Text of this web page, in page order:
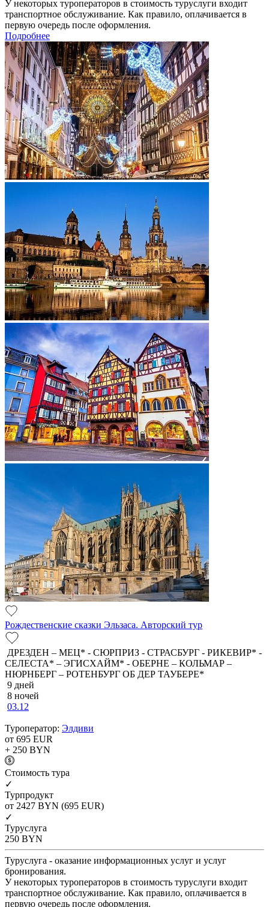
У некоторых туроператоров в стоимость туруслуги входит
транспортное обслуживание. Как правило, оплачивается в
первую очередь после оформления.
Подробнее
Рождественские сказки Эльзаса. Авторский тур
ДРЕЗДЕН – МЕЦ* - СЮРПРИЗ - СТРАСБУРГ - РИКЕВИР* -
СЕЛЕСТА* – ЭГИСХАЙМ* - ОБЕРНЕ – КОЛЬМАР –
НЮРНБЕРГ – РОТЕНБУРГ ОБ ДЕР ТАУБЕРЕ*
9 дней
8 ночей
03.12
Туроператор: Элдиви
от 695 EUR
+ 250 BYN
Cтоимость тура
✓
Турпродукт
от 2427 BYN (695 EUR)
✓
Туруслуга
250 BYN
Туруслуга - оказание информационных услуг и услуг
бронирования.
У некоторых туроператоров в стоимость туруслуги входит
транспортное обслуживание. Как правило, оплачивается в
первую очередь после оформления.